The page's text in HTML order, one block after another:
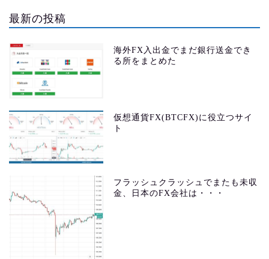
最新の投稿
海外FX入出金でまだ銀行送金でき
る所をまとめた
仮想通貨FX(BTCFX)に役立つサイ
ト
フラッシュクラッシュでまたも未収
金、日本のFX会社は・・・